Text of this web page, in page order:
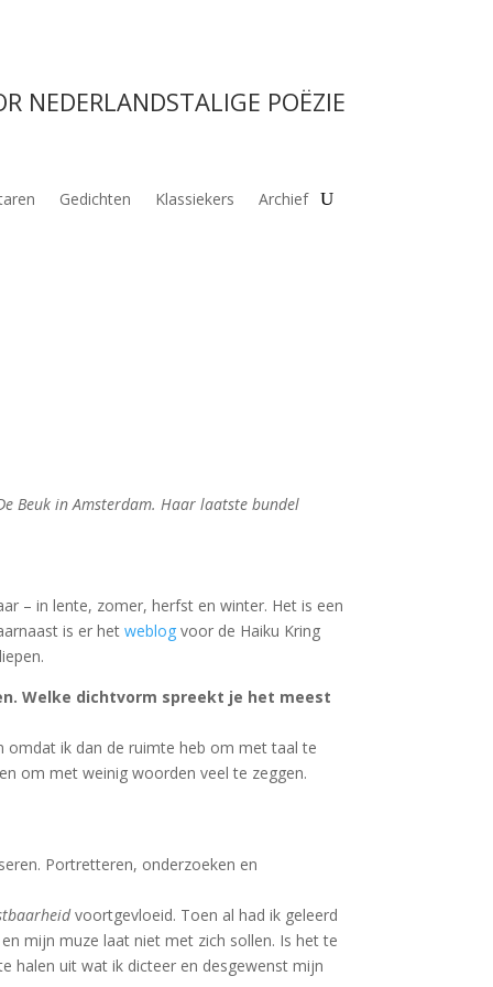
NEDERLANDSTALIGE POËZIE
Gedichten Klassiekers Archief
Beuk in Amsterdam. Haar laatste bundel
– in lente, zomer, herfst en winter. Het is een
is er hetweblog voor de Haiku Kring
Welke dichtvorm spreekt je het meest
omdat ik dan de ruimte heb om met taal te
om met weinig woorden veel te zeggen.
Portretteren, onderzoeken en
voortgevloeid. Toen al had ik geleerd
mijn muze laat niet met zich sollen. Is het te
halen uit wat ik dicteer en desgewenst mijn